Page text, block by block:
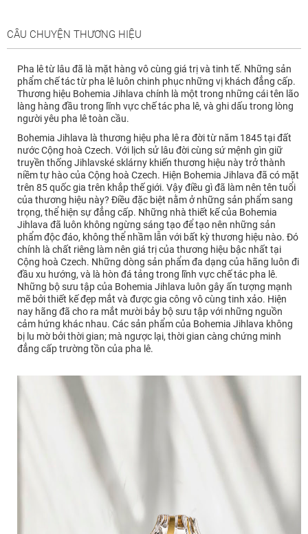
CÂU CHUYỆN THƯƠNG HIỆU
Pha lê từ lâu đã là mặt hàng vô cùng giá trị và tinh tế. Những sản
phẩm chế tác từ pha lê luôn chinh phục những vị khách đẳng cấp.
Thương hiệu Bohemia Jihlava chính là một trong những cái tên lão
làng hàng đầu trong lĩnh vực chế tác pha lê, và ghi dấu trong lòng
người yêu pha lê toàn cầu.
Bohemia Jihlava là thương hiệu pha lê ra đời từ năm 1845 tại đất
nước Cộng hoà Czech. Với lịch sử lâu đời cùng sứ mệnh gìn giữ
truyền thống Jihlavské sklárny khiến thương hiệu này trở thành
niềm tự hào của Cộng hoà Czech. Hiện Bohemia Jihlava đã có mặt
trên 85 quốc gia trên khắp thế giới. Vậy điều gì đã làm nên tên tuổi
của thương hiệu này? Điều đặc biệt nằm ở những sản phẩm sang
trọng, thể hiện sự đẳng cấp. Những nhà thiết kế của Bohemia
Jihlava đã luôn không ngừng sáng tạo để tạo nên những sản
phẩm độc đáo, không thể nhầm lẫn với bất kỳ thương hiệu nào. Đó
chính là chất riêng làm nên giá trị của thương hiệu bậc nhất tại
Cộng hoà Czech. Những dòng sản phẩm đa dạng của hãng luôn đi
đầu xu hướng, và là hòn đá tảng trong lĩnh vực chế tác pha lê.
Những bộ sưu tập của Bohemia Jihlava luôn gây ấn tượng mạnh
mẽ bởi thiết kế đẹp mắt và được gia công vô cùng tinh xảo. Hiện
nay hãng đã cho ra mắt mười bảy bộ sưu tập với những nguồn
cảm hứng khác nhau. Các sản phẩm của Bohemia Jihlava không
bị lu mờ bởi thời gian; mà ngược lại, thời gian càng chứng minh
đẳng cấp trường tồn của pha lê.